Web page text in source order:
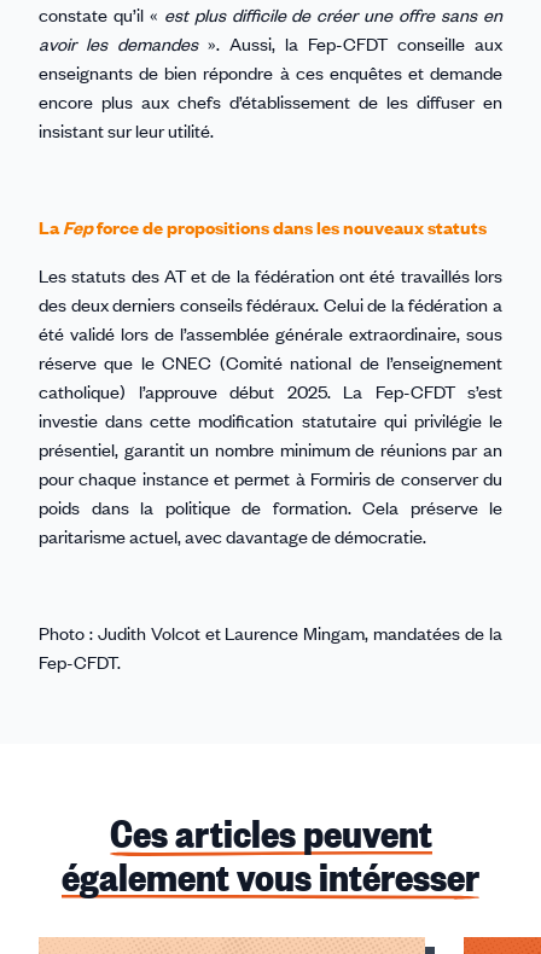
constate qu’il « est plus difficile de créer une offre sans en
avoir les demandes». Aussi, la Fep-CFDT conseille aux
enseignants de bien répondre à ces enquêtes et demande
encore plus aux chefs d’établissement de les diffuser en
insistant sur leur utilité.
LaFepforce de propositions dans les nouveaux statuts
Les statuts des AT et de la fédération ont été travaillés lors
des deux derniers conseils fédéraux. Celui de la fédération a
été validé lors de l’assemblée générale extraordinaire, sous
réserve que le CNEC (Comité national de l’enseignement
catholique) l’approuve début 2025. La Fep-CFDT s’est
investie dans cette modification statutaire qui privilégie le
présentiel, garantit un nombre minimum de réunions par an
pour chaque instance et permet à Formiris de conserver du
poids dans la politique de formation. Cela préserve le
paritarisme actuel, avec davantage de démocratie.
Photo : Judith Volcot et Laurence Mingam, mandatées de la
Fep-CFDT.
Ces articles peuvent
également vous intéresser